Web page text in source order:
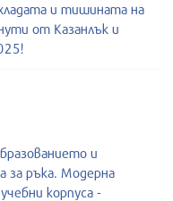
и тишината на
от Казанлък и
и
за ръка. Модерна
корпуса -